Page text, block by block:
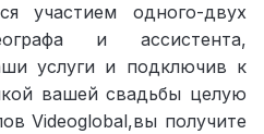
участием одного-двух
и ассистента,
услуги и подключив к
вашей свадьбы целую
Videoglobal,вы получите